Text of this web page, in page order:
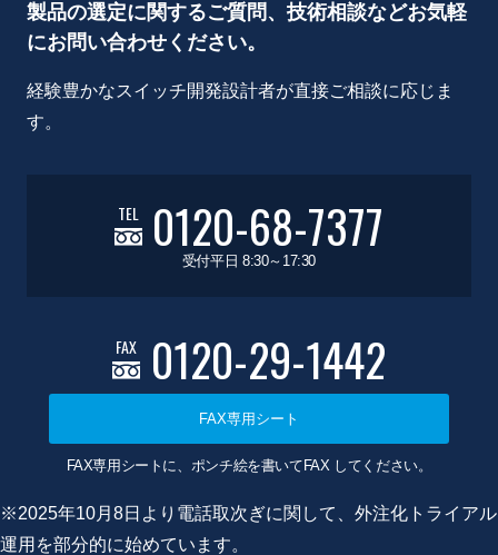
製品の選定に関するご質問、技術相談などお気軽
にお問い合わせください。
経験豊かなスイッチ開発設計者が直接ご相談に応じま
す。
TEL 0120-68-7377
受付平日 8:30～17:30
FAX 0120-29-1442
FAX専用シート
FAX専用シートに、ポンチ絵を書いてFAX してください。
※2025年10月8日より電話取次ぎに関して、外注化トライアル
運用を部分的に始めています。